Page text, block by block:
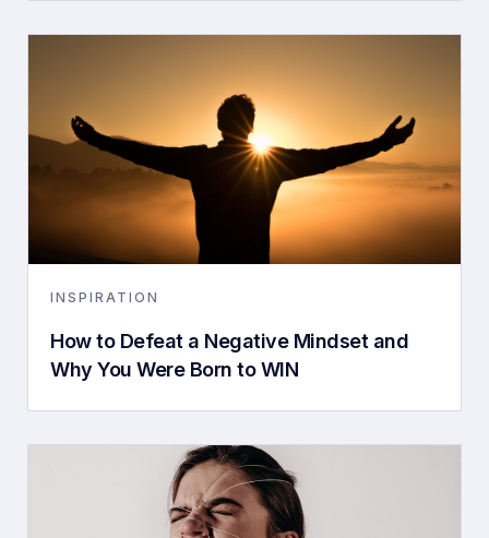
INSPIRATION
How to Defeat a Negative Mindset and
Why You Were Born to WIN